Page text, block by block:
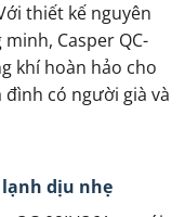
thiết kế nguyên
Casper QC-
khí hoàn hảo cho
đình có người già và
lạnh dịu nhẹ